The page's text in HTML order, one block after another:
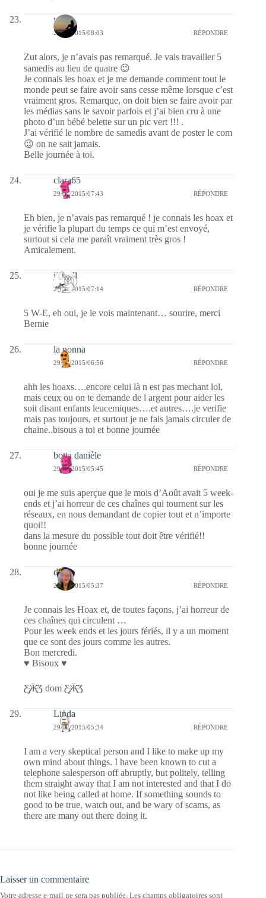
val
29/07/2015/08:03 RÉPONDRE
Zut alors, je n’avais pas remarqué. Je vais travailler 5
samedis au lieu de quatre 😉
Je connais les hoax et je me demande comment tout le
monde peut se faire avoir sans cesse même lorsque c’est
vraiment gros. Remarque, on doit bien se faire avoir par
les médias sans le savoir parfois et j’ai bien cru à une
photo d’un bébé belette sur un pic vert !!! .
J’ai vérifié le nombre de samedis avant de poster le com
😉 on ne sait jamais.
Belle journée à toi.
clara65
29/07/2015/07:43 RÉPONDRE
Eh bien, je n’avais pas remarqué ! je connais les hoax et
je vérifie la plupart du temps ce qui m’est envoyé,
surtout si cela me paraît vraiment très gros !
Amicalement.
jill bill
29/07/2015/07:14 RÉPONDRE
5 W-E, eh oui, je le vois maintenant… sourire, merci
Bernie
la nonna
29/07/2015/06:56 RÉPONDRE
ahh les hoaxs….encore celui là n est pas mechant lol,
mais ceux ou on te demande de l argent pour aider les
soit disant enfants leucemiques….et autres….je verifie
mais pas toujours, et surtout je ne fais jamais circuler de
chaine..bisous a toi et bonne journée
botta danièle
29/07/2015/05:45 RÉPONDRE
oui je me suis aperçue que le mois d’Août avait 5 week-
ends et j’ai horreur de ces chaînes qui tournent sur les
réseaux, en nous demandant de copier tout et n’importe
quoi!!
dans la mesure du possible tout doit être vérifié!!
bonne journée
dom
29/07/2015/05:37 RÉPONDRE
Je connais les Hoax et, de toutes façons, j’ai horreur de
ces chaînes qui circulent …
Pour les week ends et les jours fériés, il y a un moment
que ce sont des jours comme les autres.
Bon mercredi.
♥ Bisoux ♥
Ƹ̵̡Ӝ̵̨̄Ʒ dom Ƹ̵̡Ӝ̵̨̄Ʒ
Linda
29/07/2015/05:34 RÉPONDRE
I am a very skeptical person and I like to make up my
own mind about things. I have been known to cut a
telephone salesperson off abruptly, but politely, telling
them straight away that I am not interested and that I do
not like being called at home. If something sounds to
good to be true, watch out, and be wary of scams, as
there are many out there doing it.
Laisser un commentaire
Votre adresse e-mail ne sera pas publiée. Les champs obligatoires sont